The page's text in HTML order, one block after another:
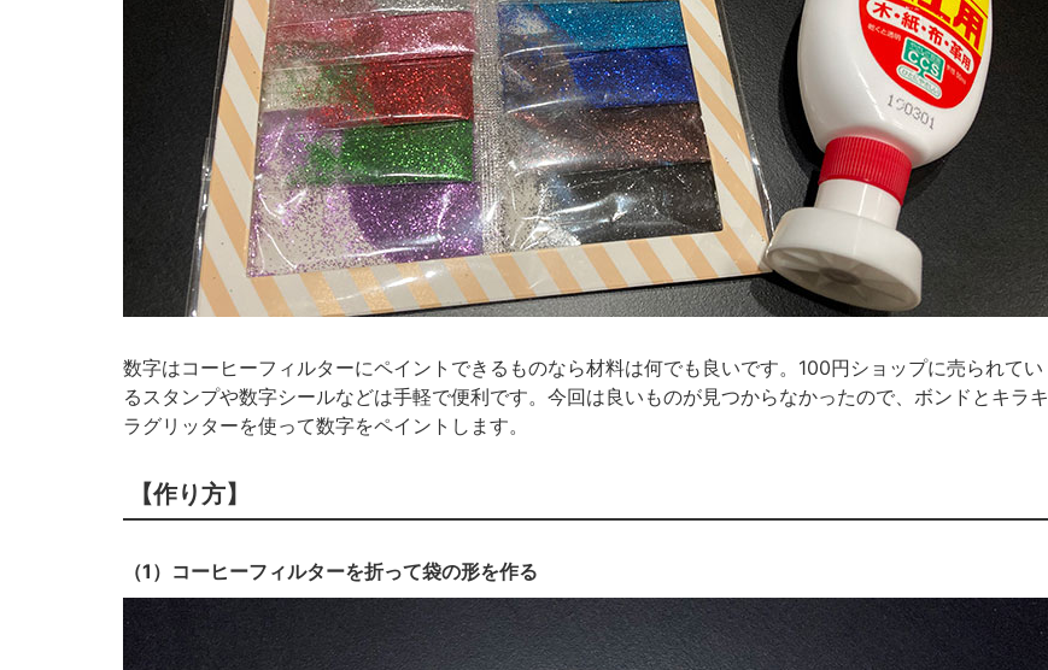
数字はコーヒーフィルターにペイントできるものなら材料は何でも良いです。100円ショップに売られてい
るスタンプや数字シールなどは手軽で便利です。今回は良いものが見つからなかったので、ボンドとキラキ
ラグリッターを使って数字をペイントします。
【作り方】
（1）コーヒーフィルターを折って袋の形を作る